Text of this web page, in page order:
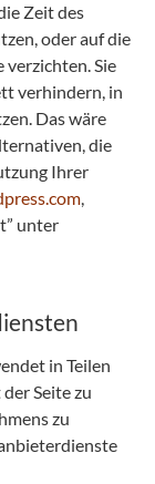
Zeit des
oder auf die
verzichten. Sie
verhindern, in
Das wäre
die
Ihrer
,
unter
in Teilen
Seite zu
zu